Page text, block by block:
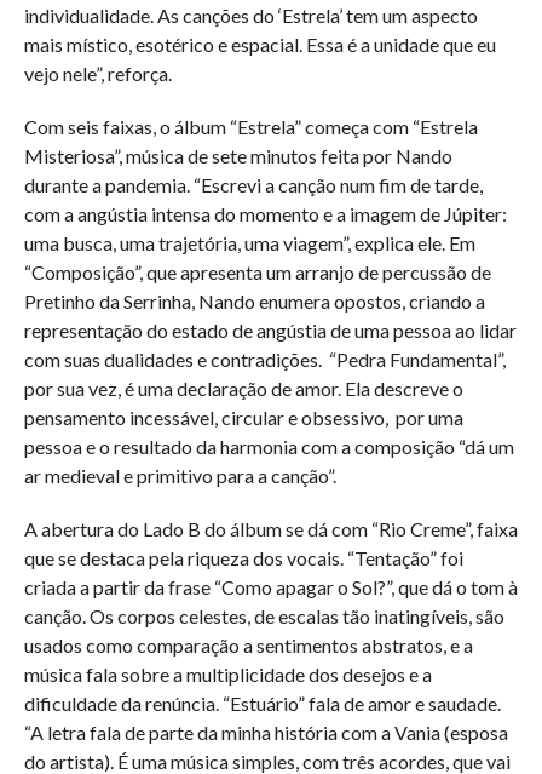
individualidade. As canções do ‘Estrela’ tem um aspecto
mais místico, esotérico e espacial. Essa é a unidade que eu
vejo nele”, reforça.
Com seis faixas, o álbum “Estrela” começa com “Estrela
Misteriosa”, música de sete minutos feita por Nando
durante a pandemia. “Escrevi a canção num fim de tarde,
com a angústia intensa do momento e a imagem de Júpiter:
uma busca, uma trajetória, uma viagem”, explica ele. Em
“Composição”, que apresenta um arranjo de percussão de
Pretinho da Serrinha, Nando enumera opostos, criando a
representação do estado de angústia de uma pessoa ao lidar
com suas dualidades e contradições. “Pedra Fundamental”,
por sua vez, é uma declaração de amor. Ela descreve o
pensamento incessável, circular e obsessivo, por uma
pessoa e o resultado da harmonia com a composição “dá um
ar medieval e primitivo para a canção”.
A abertura do Lado B do álbum se dá com “Rio Creme”, faixa
que se destaca pela riqueza dos vocais. “Tentação” foi
criada a partir da frase “Como apagar o Sol?”, que dá o tom à
canção. Os corpos celestes, de escalas tão inatingíveis, são
usados como comparação a sentimentos abstratos, e a
música fala sobre a multiplicidade dos desejos e a
dificuldade da renúncia. “Estuário” fala de amor e saudade.
“A letra fala de parte da minha história com a Vania (esposa
do artista). É uma música simples, com três acordes, que vai